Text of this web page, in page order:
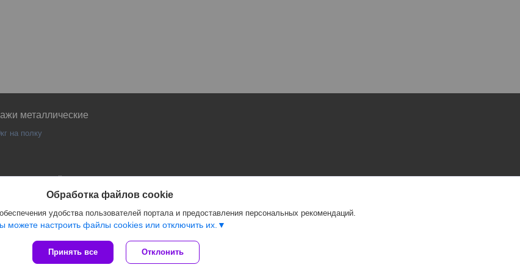
металлические
на полку
Сайт создан на платформе Deal.by
Политика обработки файлов cookies
Обработка файлов cookie
удобства пользователей портала и предоставления персональных рекомендаций.
можете настроить файлы cookies или отключить их.
Принять все Отклонить
PANKOR |
Пожаловаться на контент
Select Language ▼